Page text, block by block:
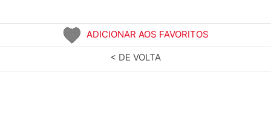
ADICIONAR AOS FAVORITOS
< DE VOLTA